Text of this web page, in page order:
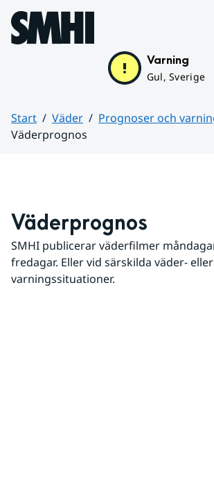
Hoppa till sidans innehåll
Varning
Gul, Sverige
Start Väder
Prognoser och
Väderprognos
Väderprognos
SMHI publicerar väderfilmer
fredagar. Eller vid särskilda väder- eller
varningssituationer.